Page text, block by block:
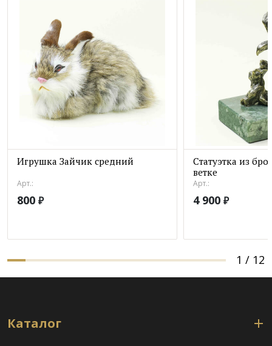
Игрушка Зайчик средний
Арт.:
800 ₽
Статуэтка из
ветке
Арт.:
4 900 ₽
1 / 12
Каталог